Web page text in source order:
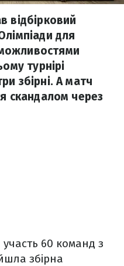
відбірковий
для
турнірі
збірні. А матч
скандалом через
участь 60 команд з
збірна